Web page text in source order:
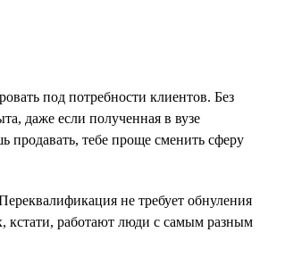
под потребности клиентов. Без
даже если полученная в вузе
тебе проще сменить сферу
не требует обнуления
кстати, работают люди с самым разным